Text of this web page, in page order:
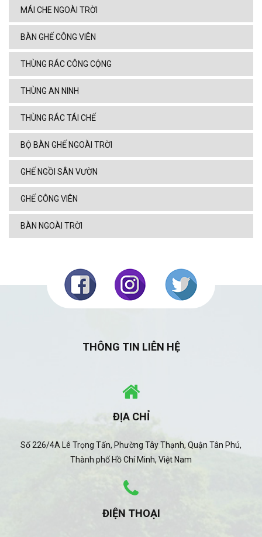
MÁI CHE NGOÀI TRỜI
BÀN GHẾ CÔNG VIÊN
THÙNG RÁC CÔNG CỘNG
THÙNG AN NINH
THÙNG RÁC TÁI CHẾ
BỘ BÀN GHẾ NGOÀI TRỜI
GHẾ NGỒI SÂN VƯỜN
GHẾ CÔNG VIÊN
BÀN NGOÀI TRỜI
THÔNG TIN LIÊN HỆ
ĐỊA CHỈ
Số 226/4A Lê Trọng Tấn, Phường Tây Thạnh, Quận Tân Phú,
Thành phố Hồ Chí Minh, Việt Nam
ĐIỆN THOẠI